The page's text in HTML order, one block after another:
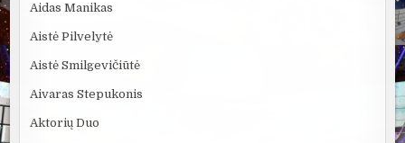
Aidas Manikas
Aistė Pilvelytė
Aistė Smilgevičiūtė
Aivaras Stepukonis
Aktorių Duo